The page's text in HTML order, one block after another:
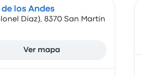
los Andes
Diaz), 8370 San Martín
Ver mapa